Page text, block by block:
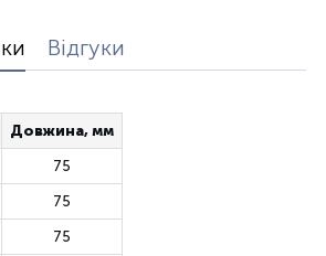
Відгуки
Довжина, мм
75
75
75